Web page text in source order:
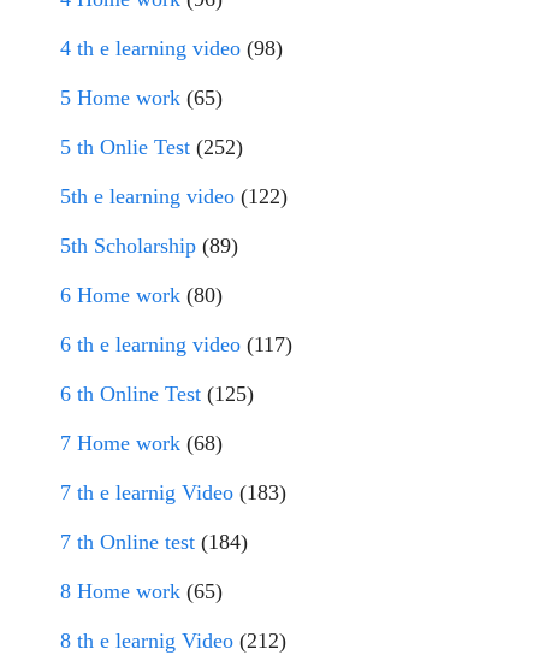
4 th e learning video (98)
5 Home work (65)
5 th Onlie Test (252)
5th e learning video (122)
5th Scholarship (89)
6 Home work (80)
6 th e learning video (117)
6 th Online Test (125)
7 Home work (68)
7 th e learnig Video (183)
7 th Online test (184)
8 Home work (65)
8 th e learnig Video (212)